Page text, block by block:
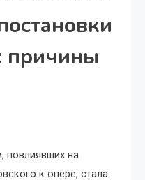
причины
повлиявших на
к опере, стала